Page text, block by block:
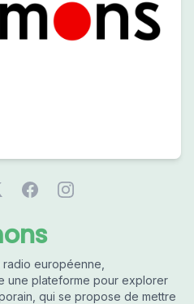
européenne,
une plateforme pour explorer
qui se propose de mettre